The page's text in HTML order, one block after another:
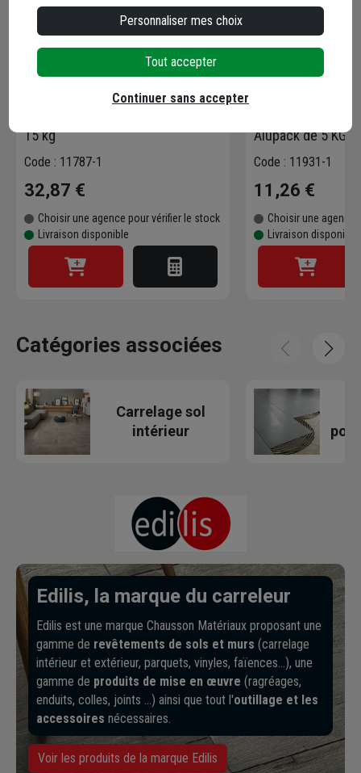
Mortier colle souple allégée pour
15 kg
Code : 11787-1
32,87 €
Choisir une agence pour vérifier le stock
Livraison disponible
Alupack de 5 KG
Code : 11931-1
11,26 €
Choisir une agence
Livraison disponible
Catégories associées
Carrelage sol
intérieur
Edilis, la marque du carreleur
Edilis est une marque Chausson Matériaux proposant une
gamme de revêtements de sols et murs (carrelage
intérieur et extérieur, parquets, vinyles, faïences…), une
gamme de produits de mise en œuvre (ragréages,
enduits, colles, joints …) ainsi que tout l'outillage et les
accessoires nécessaires.
Voir les produits de la marque Edilis
Personnaliser mes choix
Tout accepter
Continuer sans accepter